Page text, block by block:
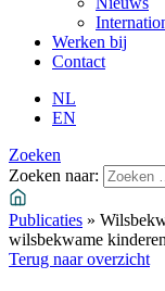
Werken bij
Contact
NL
EN
Zoeken
Zoeken naar:
Publicaties »
wilsbekwame
Terug naar overzicht